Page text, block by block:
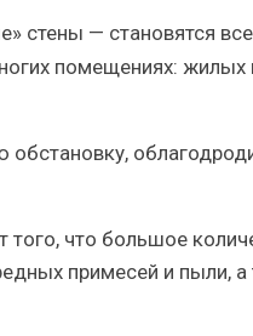
стены — становятся
помещениях: жилых
того, что большое
примесей и пыли,